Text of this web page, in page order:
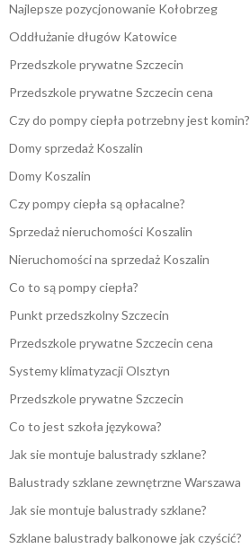
Najlepsze pozycjonowanie Kołobrzeg
Oddłużanie długów Katowice
Przedszkole prywatne Szczecin
Przedszkole prywatne Szczecin cena
Czy do pompy ciepła potrzebny jest komin?
Domy sprzedaż Koszalin
Domy Koszalin
Czy pompy ciepła są opłacalne?
Sprzedaż nieruchomości Koszalin
Nieruchomości na sprzedaż Koszalin
Co to są pompy ciepła?
Punkt przedszkolny Szczecin
Przedszkole prywatne Szczecin cena
Systemy klimatyzacji Olsztyn
Przedszkole prywatne Szczecin
Co to jest szkoła językowa?
Jak sie montuje balustrady szklane?
Balustrady szklane zewnętrzne Warszawa
Jak sie montuje balustrady szklane?
Szklane balustrady balkonowe jak czyścić?